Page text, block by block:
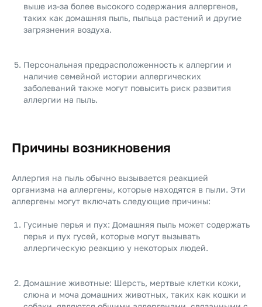
выше из-за более высокого содержания аллергенов,
таких как домашняя пыль, пыльца растений и другие
загрязнения воздуха.
Персональная предрасположенность к аллергии и
наличие семейной истории аллергических
заболеваний также могут повысить риск развития
аллергии на пыль.
Причины возникновения
Аллергия на пыль обычно вызывается реакцией
организма на аллергены, которые находятся в пыли. Эти
аллергены могут включать следующие причины:
Гусиные перья и пух: Домашняя пыль может содержать
перья и пух гусей, которые могут вызывать
аллергическую реакцию у некоторых людей.
Домашние животные: Шерсть, мертвые клетки кожи,
слюна и моча домашних животных, таких как кошки и